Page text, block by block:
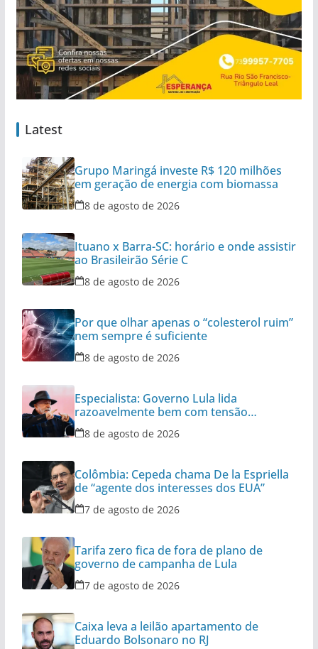
Latest
Grupo Maringá investe R$ 120 milhões
em geração de energia com biomassa
8 de agosto de 2026
Ituano x Barra-SC: horário e onde assistir
ao Brasileirão Série C
8 de agosto de 2026
Por que olhar apenas o “colesterol ruim”
nem sempre é suficiente
8 de agosto de 2026
Especialista: Governo Lula lida
razoavelmente bem com tensão
diplomática
8 de agosto de 2026
Colômbia: Cepeda chama De la Espriella
de “agente dos interesses dos EUA”
7 de agosto de 2026
Tarifa zero fica de fora de plano de
governo de campanha de Lula
7 de agosto de 2026
Caixa leva a leilão apartamento de
Eduardo Bolsonaro no RJ